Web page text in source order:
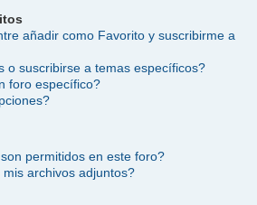
añadir como Favorito y suscribirme a
o suscribirse a temas específicos?
foro específico?
permitidos en este foro?
archivos adjuntos?